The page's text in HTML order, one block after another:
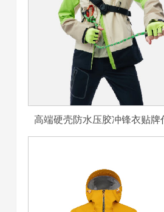
高端硬壳防水压胶冲锋衣贴牌